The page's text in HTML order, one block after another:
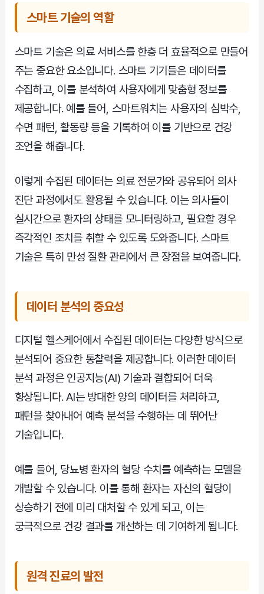
스마트 기술의 역할
스마트 기술은 의료 서비스를 한층 더 효율적으로 만들어
주는 중요한 요소입니다. 스마트 기기들은 데이터를
수집하고, 이를 분석하여 사용자에게 맞춤형 정보를
제공합니다. 예를 들어, 스마트워치는 사용자의 심박수,
수면 패턴, 활동량 등을 기록하여 이를 기반으로 건강
조언을 해줍니다.
이렇게 수집된 데이터는 의료 전문가와 공유되어 의사
진단 과정에서도 활용될 수 있습니다. 이는 의사들이
실시간으로 환자의 상태를 모니터링하고, 필요할 경우
즉각적인 조치를 취할 수 있도록 도와줍니다. 스마트
기술은 특히 만성 질환 관리에서 큰 장점을 보여줍니다.
데이터 분석의 중요성
디지털 헬스케어에서 수집된 데이터는 다양한 방식으로
분석되어 중요한 통찰력을 제공합니다. 이러한 데이터
분석 과정은 인공지능(AI) 기술과 결합되어 더욱
향상됩니다. AI는 방대한 양의 데이터를 처리하고,
패턴을 찾아내어 예측 분석을 수행하는 데 뛰어난
기술입니다.
예를 들어, 당뇨병 환자의 혈당 수치를 예측하는 모델을
개발할 수 있습니다. 이를 통해 환자는 자신의 혈당이
상승하기 전에 미리 대처할 수 있게 되고, 이는
궁극적으로 건강 결과를 개선하는 데 기여하게 됩니다.
원격 진료의 발전